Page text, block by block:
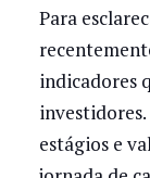
Para
indicadores
investidores.
estágios e